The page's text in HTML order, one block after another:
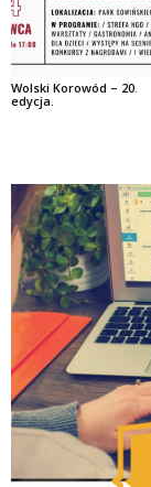
Wolski Korowód – 20.
edycja.